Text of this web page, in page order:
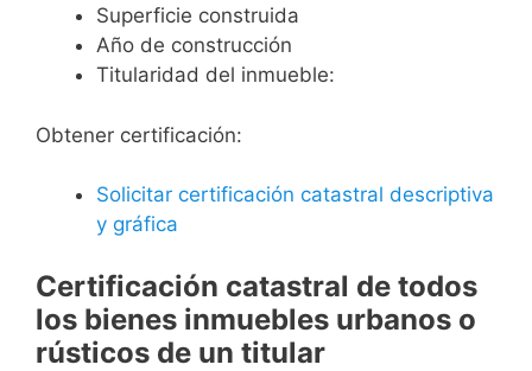
Superficie construida
Año de construcción
Titularidad del inmueble:
Obtener certificación:
Solicitar certificación catastral descriptiva
y gráfica
Certificación catastral de todos
los bienes inmuebles urbanos o
rústicos de un titular